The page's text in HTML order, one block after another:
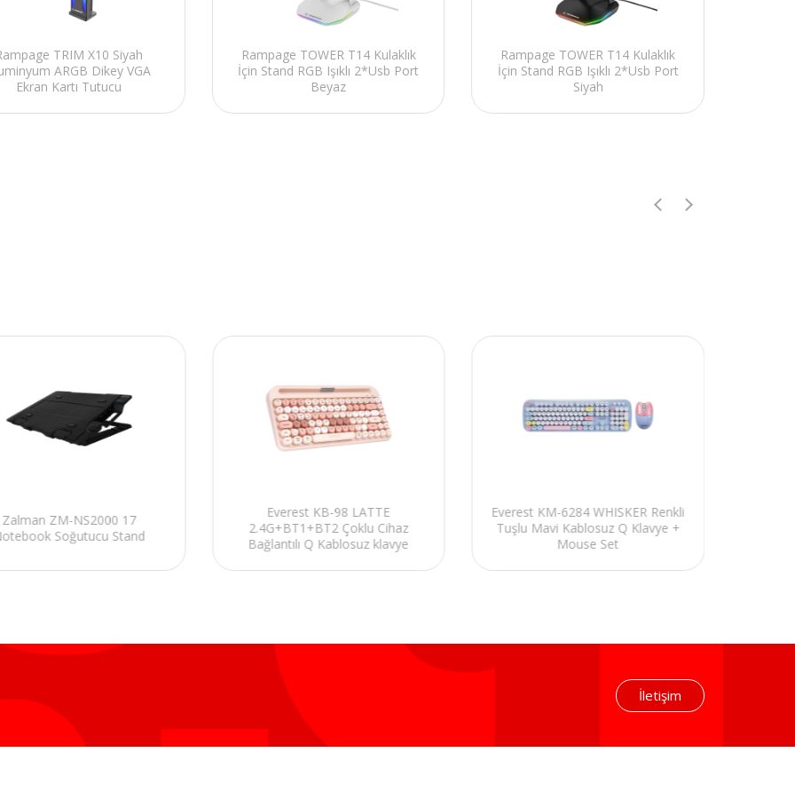
TRIM X10 Siyah
ARGB Dikey VGA
Ekran Kartı Tutucu
Rampage TOWER T14 Kulaklık
İçin Stand RGB Işıklı 2*Usb Port
Beyaz
Rampage TOWER T14 Kulaklık
İçin Stand RGB Işıklı 2*Usb Port
Siyah
Zalman ZM-NS2000 17
Soğutucu Stand
Everest KB-98 LATTE
2.4G+BT1+BT2 Çoklu Cihaz
Bağlantılı Q Kablosuz klavye
Everest KM-6284 WHISKER Renkli
Tuşlu Mavi Kablosuz Q Klavye +
Mouse Set
İletişim